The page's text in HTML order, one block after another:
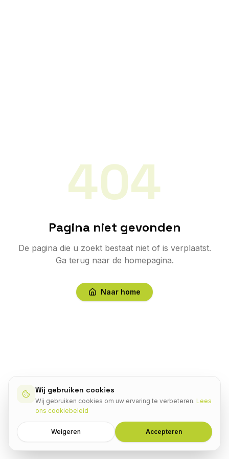
Wij gebruiken cookies
Wij gebruiken cookies om uw ervaring te verbeteren. Lees
ons cookiebeleid
Weigeren Accepteren
404
Pagina niet gevonden
De pagina die u zoekt bestaat niet of is verplaatst.
Ga terug naar de homepagina.
Naar home